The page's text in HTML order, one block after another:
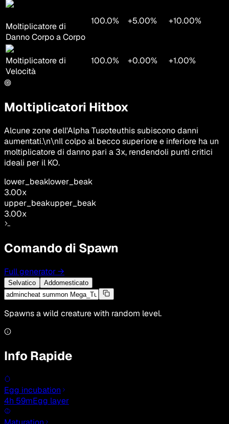
Moltiplicatore di
Danno Corpo a Corpo
100.0% +5.00% +10.00%
Moltiplicatore di
Velocità
100.0% +0.00% +1.00%
Moltiplicatori Hitbox
Alcune zone dell'Alpha Tusoteuthis subiscono danni
aumentati.\n\nIl colpo al becco superiore e inferiore ha un
moltiplicatore di danno pari a 3x, rendendoli punti critici
ideali per il KO.
lower_beaklower_beak
3.00x
upper_beakupper_beak
3.00x
Comando di Spawn
Full generator→
Selvatico Addomesticato
Spawns a wild creature with random level.
Info Rapide
Egg incubation
4h 59mEgg layer